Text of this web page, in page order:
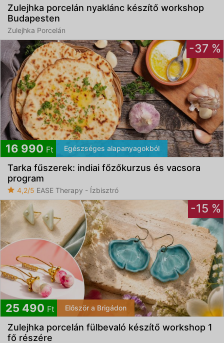
Zulejhka porcelán nyaklánc készítő workshop
Budapesten
Zulejhka Porcelán
-37 %
16 990 Ft Egészséges alapanyagokból
Tarka fűszerek: indiai főzőkurzus és vacsora
program
4,2/5 EASE Therapy - Ízbisztró
-15 %
25 490 Ft Először a Brigádon
Zulejhka porcelán fülbevaló készítő workshop 1
fő részére